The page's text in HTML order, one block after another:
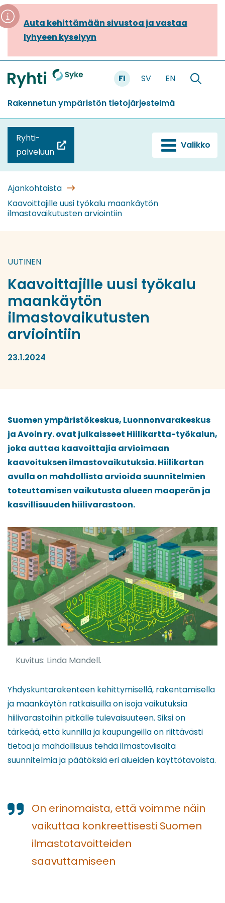
Siirry
sisältöönAuta kehittämään sivustoa ja vastaa
lyhyeen kyselyyn
Etusivu
FI SV EN
Hae
Rakennetun ympäristön tietojärjestelmä
Ryhti-
palveluun
(siirryt
toiseen
Valikko
Ajankohtaista
Kaavoittajille uusi työkalu maankäytön
ilmastovaikutusten arviointiin
UUTINEN
Kaavoittajille uusi työkalu
maankäytön
ilmastovaikutusten
arviointiin
23.1.2024
Suomen ympäristökeskus, Luonnonvarakeskus
ja Avoin ry. ovat julkaisseet Hiilikartta-työkalun,
joka auttaa kaavoittajia arvioimaan
kaavoituksen ilmastovaikutuksia. Hiilikartan
avulla on mahdollista arvioida suunnitelmien
toteuttamisen vaikutusta alueen maaperän ja
kasvillisuuden hiilivarastoon.
Kuvitus: Linda Mandell.
Yhdyskuntarakenteen kehittymisellä, rakentamisella
ja maankäytön ratkaisuilla on isoja vaikutuksia
hiilivarastoihin pitkälle tulevaisuuteen. Siksi on
tärkeää, että kunnilla ja kaupungeilla on riittävästi
tietoa ja mahdollisuus tehdä ilmastoviisaita
suunnitelmia ja päätöksiä eri alueiden käyttötavoista.
On erinomaista, että voimme näin
vaikuttaa konkreettisesti Suomen
ilmastotavoitteiden
saavuttamiseen